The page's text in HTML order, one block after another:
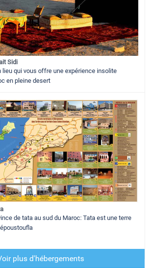
Sidi
lieu qui vous offre une expérience insolite
en pleine desert
de tata au sud du Maroc: Tata est une terre
plus d'hébergements